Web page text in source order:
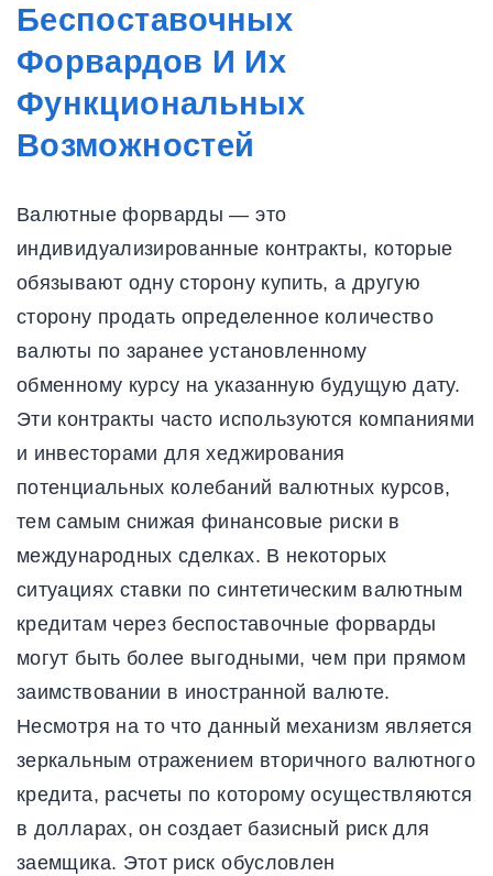
Беспоставочных
Форвардов И Их
Функциональных
Возможностей
Валютные форварды — это
индивидуализированные контракты, которые
обязывают одну сторону купить, а другую
сторону продать определенное количество
валюты по заранее установленному
обменному курсу на указанную будущую дату.
Эти контракты часто используются компаниями
и инвесторами для хеджирования
потенциальных колебаний валютных курсов,
тем самым снижая финансовые риски в
международных сделках. В некоторых
ситуациях ставки по синтетическим валютным
кредитам через беспоставочные форварды
могут быть более выгодными, чем при прямом
заимствовании в иностранной валюте.
Несмотря на то что данный механизм является
зеркальным отражением вторичного валютного
кредита, расчеты по которому осуществляются
в долларах, он создает базисный риск для
заемщика. Этот риск обусловлен